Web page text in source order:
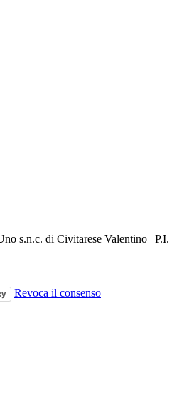
s.n.c. di Civitarese Valentino | P.I.
Revoca il consenso